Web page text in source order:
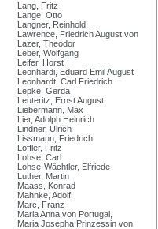
Lang, Fritz
Lange, Otto
Langner, Reinhold
Lawrence, Friedrich August von
Lazer, Theodor
Leber, Wolfgang
Leifer, Horst
Leonhardi, Eduard Emil August
Leonhardt, Carl Friedrich
Lepke, Gerda
Leuteritz, Ernst August
Liebermann, Max
Lier, Adolph Heinrich
Lindner, Ulrich
Lissmann, Friedrich
Löffler, Fritz
Lohse, Carl
Lohse-Wächtler, Elfriede
Luther, Martin
Maass, Konrad
Mahnke, Adolf
Marc, Franz
Maria Anna von Portugal,
Maria Josepha Prinzessin von